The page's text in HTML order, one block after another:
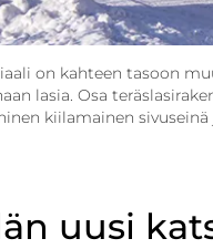
on kahteen tasoon
lasia. Osa
kiilamainen
uusi